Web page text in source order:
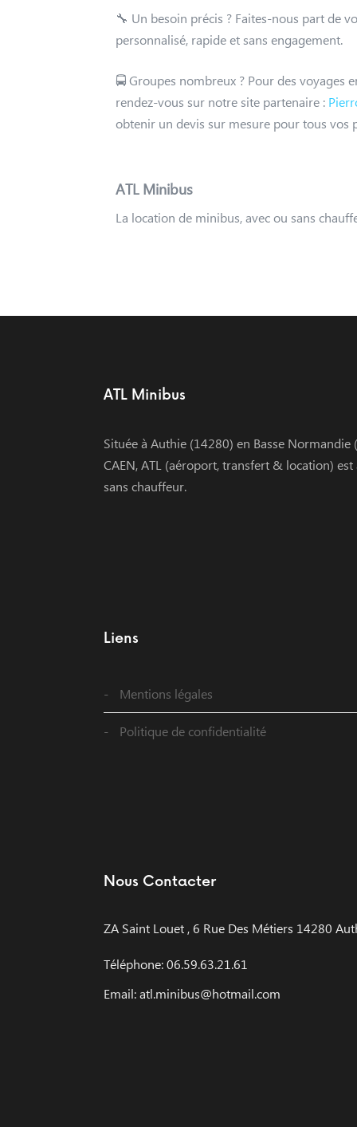
🔧 Un besoin précis ? Faites-nous part de
personnalisé, rapide et sans engagement.
🚍 Groupes nombreux ? Pour des voyages
rendez-vous sur notre site partenaire :
obtenir un devis sur mesure pour tous vos
ATL Minibus
La location de minibus, avec ou sans
ATL Minibus
Située à Authie (14280) en Basse
CAEN, ATL (aéroport, transfert & location)
sans chauffeur.
Liens
Mentions légales
Politique de confidentialité
Nous Contacter
ZA Saint Louet , 6 Rue Des Métiers 14280
Téléphone: 06.59.63.21.61
Email: atl.minibus@hotmail.com